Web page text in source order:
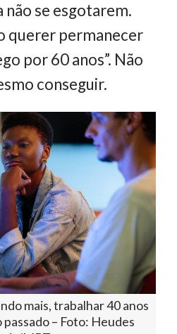
se esgotarem.
querer permanecer
por 60 anos”. Não
conseguir.
mais, trabalhar 40 anos
– Foto: Heudes